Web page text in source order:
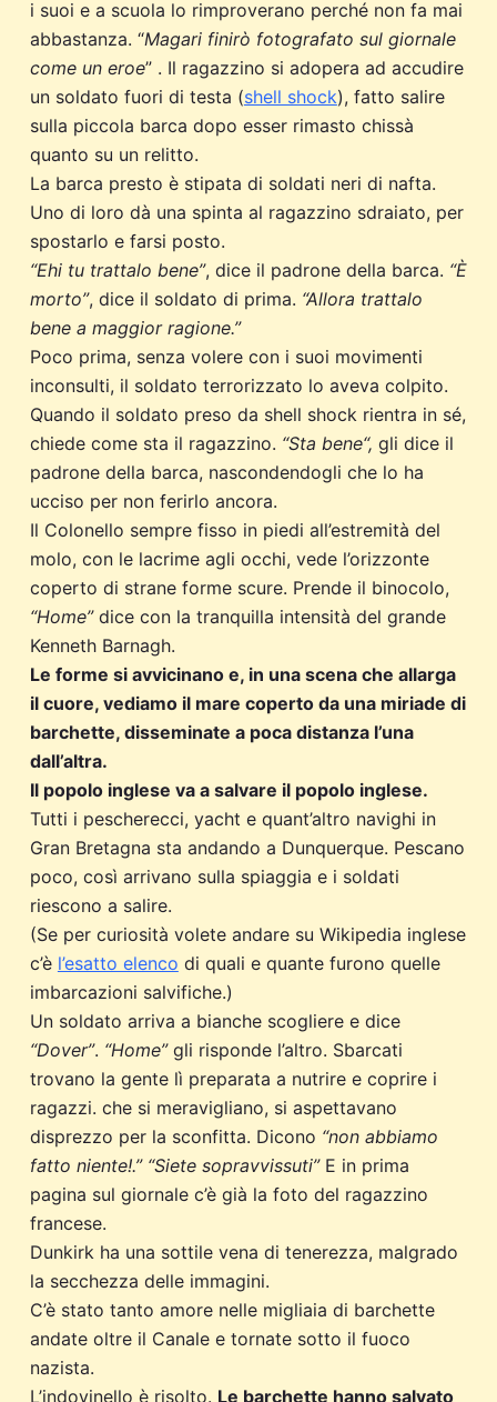
i suoi e a scuola lo rimproverano perché non fa mai
abbastanza. “Magari finirò fotografato sul giornale
come un eroe” . Il ragazzino si adopera ad accudire
un soldato fuori di testa (shell shock), fatto salire
sulla piccola barca dopo esser rimasto chissà
quanto su un relitto.
La barca presto è stipata di soldati neri di nafta.
Uno di loro dà una spinta al ragazzino sdraiato, per
spostarlo e farsi posto.
“Ehi tu trattalo bene”, dice il padrone della barca. “È
morto”, dice il soldato di prima. “Allora trattalo
bene a maggior ragione.”
Poco prima, senza volere con i suoi movimenti
inconsulti, il soldato terrorizzato lo aveva colpito.
Quando il soldato preso da shell shock rientra in sé,
chiede come sta il ragazzino. “Sta bene“, gli dice il
padrone della barca, nascondendogli che lo ha
ucciso per non ferirlo ancora.
Il Colonello sempre fisso in piedi all’estremità del
molo, con le lacrime agli occhi, vede l’orizzonte
coperto di strane forme scure. Prende il binocolo,
“Home”dice con la tranquilla intensità del grande
Kenneth Barnagh.
Le forme si avvicinano e, in una scena che allarga
il cuore, vediamo il mare coperto da una miriade di
barchette, disseminate a poca distanza l’una
dall’altra.
Il popolo inglese va a salvare il popolo inglese.
Tutti i pescherecci, yacht e quant’altro navighi in
Gran Bretagna sta andando a Dunquerque. Pescano
poco, così arrivano sulla spiaggia e i soldati
riescono a salire.
(Se per curiosità volete andare su Wikipedia inglese
c’è l’esatto elenco di quali e quante furono quelle
imbarcazioni salvifiche.)
Un soldato arriva a bianche scogliere e dice
“Dover”. “Home”gli risponde l’altro. Sbarcati
trovano la gente lì preparata a nutrire e coprire i
ragazzi. che si meravigliano, si aspettavano
disprezzo per la sconfitta. Dicono “non abbiamo
fatto niente!.” “Siete sopravvissuti”E in prima
pagina sul giornale c’è già la foto del ragazzino
francese.
Dunkirk ha una sottile vena di tenerezza, malgrado
la secchezza delle immagini.
C’è stato tanto amore nelle migliaia di barchette
andate oltre il Canale e tornate sotto il fuoco
nazista.
L’indovinello è risolto. Le barchette hanno salvato